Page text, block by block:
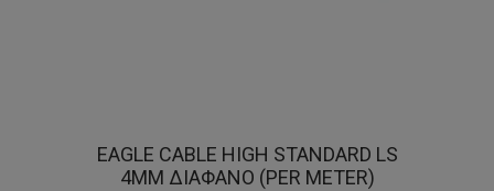
EAGLE CABLE HIGH STANDARD LS
4MM ΔΙΆΦΑΝΟ (PER METER)